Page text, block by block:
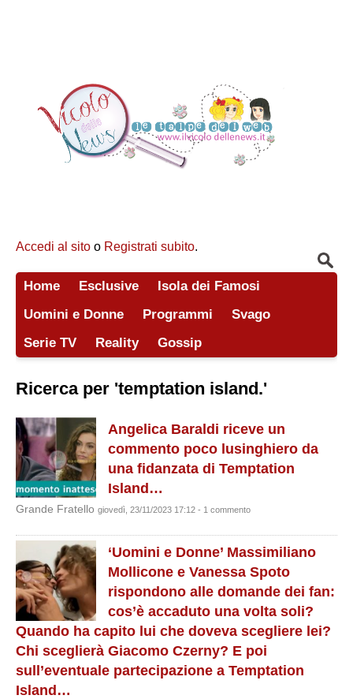
Accedi al sito o Registrati subito.
Home Esclusive
Isola dei Famosi
Uomini e Donne
Programmi
Svago
Serie TV
Reality Gossip
Ricerca per 'temptation island.'
Angelica Baraldi riceve un
commento poco lusinghiero da
una fidanzata di Temptation
Island…
Grande Fratello giovedì, 23/11/2023 17:12 - 1 commento
‘Uomini e Donne’ Massimiliano
Mollicone e Vanessa Spoto
rispondono alle domande dei fan:
cos’è accaduto una volta soli?
Quando ha capito lui che doveva scegliere lei?
Chi sceglierà Giacomo Czerny? E poi
sull’eventuale partecipazione a Temptation
Island…